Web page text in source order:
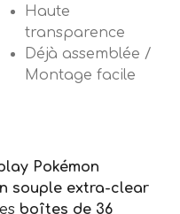
Haute
transparence
Déjà assemblée /
Montage facile
Pokémon
souple extra-clear
boîtes de 36